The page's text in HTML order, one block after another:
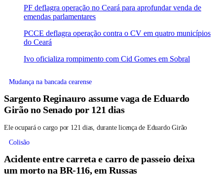
PF deflagra operação no Ceará para aprofundar venda de
emendas parlamentares
PCCE deflagra operação contra o CV em quatro municípios
do Ceará
Ivo oficializa rompimento com Cid Gomes em Sobral
Mudança na bancada cearense
Sargento Reginauro assume vaga de Eduardo
Girão no Senado por 121 dias
Ele ocupará o cargo por 121 dias, durante licença de Eduardo Girão
Colisão
Acidente entre carreta e carro de passeio deixa
um morto na BR-116, em Russas